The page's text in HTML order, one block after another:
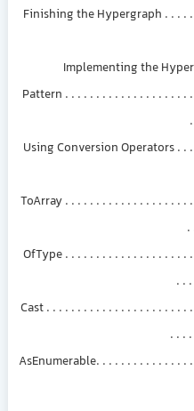
Finishing the Hypergraph . . . . .
Implementing the
Pattern . . . . . . . . . . . . . . . . . . . .
Using Conversion Operators . .
ToArray . . . . . . . . . . . . . . . . . . . .
.
OfType . . . . . . . . . . . . . . . . . . . .
. .
Cast . . . . . . . . . . . . . . . . . . . . . . .
. . .
AsEnumerable. . . . . . . . . . . . . . .